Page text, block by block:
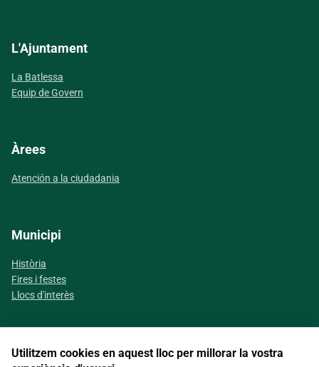
L'Ajuntament
La Batlessa
Equip de Govern
Àrees
Atención a la ciudadania
Municipi
Història
Fires i festes
Llocs d'interès
Utilitzem cookies en aquest lloc per millorar la vostra